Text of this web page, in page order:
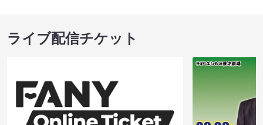
ライブ配信チケット